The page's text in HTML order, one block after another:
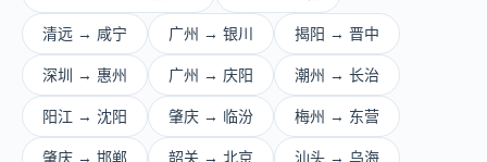
清远 → 咸宁 广州 → 银川 揭阳 → 晋中
深圳 → 惠州 广州 → 庆阳 潮州 → 长治
阳江 → 沈阳 肇庆 → 临汾 梅州 → 东营
肇庆 → 邯郸 韶关 → 北京 汕头 → 乌海